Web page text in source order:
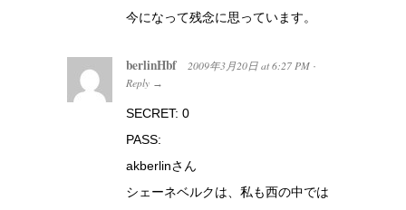
今になって残念に思っています。
berlinHbf 2009年3月20日 at 6:27 PM ·
Reply →
SECRET: 0
PASS:
akberlinさん
シェーネベルクは、私も西の中では